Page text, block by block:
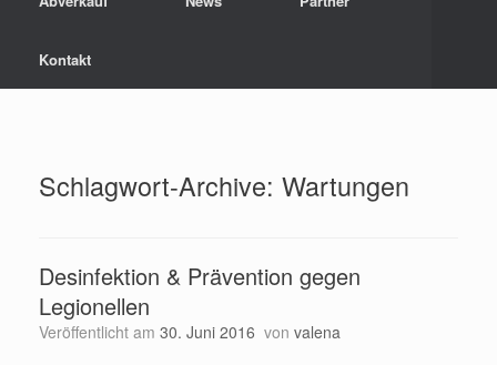
Kontakt
Schlagwort-Archive: Wartungen
Desinfektion & Prävention gegen
Legionellen
Veröffentlicht am 30. Juni 2016 von valena